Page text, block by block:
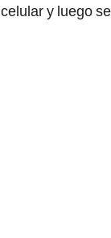
celular y luego